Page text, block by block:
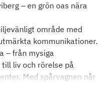
– en grön oas nära
område med
kommunikationer.
– från mysiga
liv och rörelse på
Med spårvagnen når